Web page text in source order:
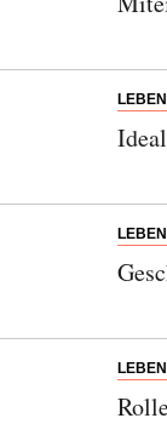
LEBEN
LEBEN
LEBEN